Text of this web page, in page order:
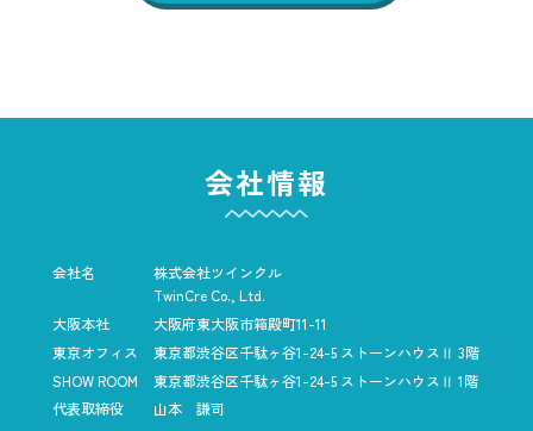
会社情報
会社名
株式会社ツインクル
TwinCre Co., Ltd.
大阪本社
大阪府東大阪市箱殿町11-11
東京オフィス
東京都渋谷区千駄ヶ谷1-24-5 ストーンハウスⅡ 3階
SHOW ROOM
東京都渋谷区千駄ヶ谷1-24-5 ストーンハウスⅡ 1階
代表取締役
山本 謙司